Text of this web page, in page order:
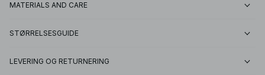
MATERIALS AND CARE
STØRRELSESGUIDE
LEVERING OG RETURNERING